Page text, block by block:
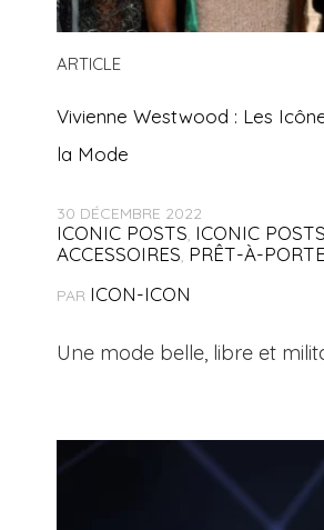
ARTICLE
Vivienne Westwood : Les
la Mode
30 DÉCEMBRE 2022
ICONIC POSTS, ICONIC
ACCESSOIRES, PRÊT-À-
PAR ICON-ICON
Une mode belle, libre et